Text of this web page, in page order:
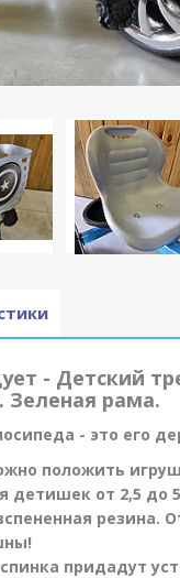
- Детский
Зеленая рама.
- это его
положить
детишек от 2,5 до
резина.
придадут